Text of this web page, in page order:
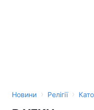
Новини › Релігії ›